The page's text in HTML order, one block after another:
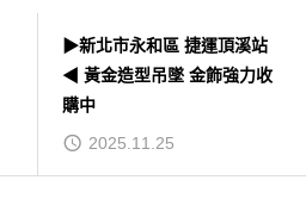
▶新北市永和區 捷運頂溪站
◀ 黃金造型吊墜 金飾強力收
購中
2025.11.25